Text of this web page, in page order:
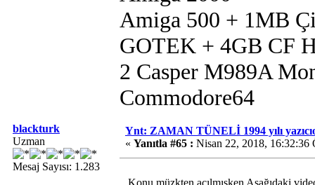
Amiga 500 + 1MB
GOTEK + 4GB CF
2 Casper M989A
Commodore64
blackturk
Uzman
Mesaj Sayısı: 1.283
Ynt: ZAMAN TÜNELİ 1994 yılı
« Yanıtla #65 : Nisan 22, 2018, 16:32:36
Konu müzkten açılmışken Aşağıdaki